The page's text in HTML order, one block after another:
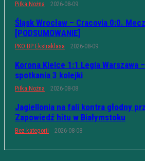
Piłka Nożna 2026-08-09
Śląsk Wrocław – Cracovia 0:0.
[PODSUMOWANIE]
PKO BP Ekstraklasa 2026-08-09
Korona Kielce 1:1 Legia Warszawa
spotkania 3 kolejki
Piłka Nożna 2026-08-08
Jagiellonia na fali kontra głodny
Zapowiedź hitu w Białymstoku
Bez kategorii 2026-08-08